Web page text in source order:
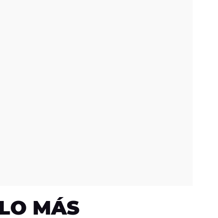
MÁS